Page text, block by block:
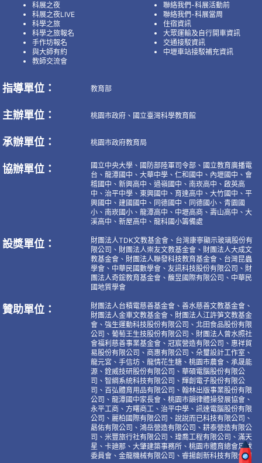
科展之夜
科展之夜LIVE
科學之旅
科學之旅報名
手作坊報名
與大師有約
教師交流會
聯絡我們-科展活動前
聯絡我們-科展當周
住宿資訊
大眾運輸及自行開車資訊
交通接駁資訊
中壢車站接駁補充資訊
指導單位： 教育部
主辦單位： 桃園市政府、國立臺灣科學教育館
承辦單位： 桃園市政府教育局
協辦單位：
國立中央大學、國防部陸軍司令部、國立教育廣播電
台、龍潭國中、大華中學、仁和國中、內壢國中、會
稽國中、新興高中、過嶺國中、南崁高中、啟英高
中、治平中學、東興國中、育達高中、大竹國中、平
興國中、建國國中、同德國中、同德國小、青園國
小、南崁國小、龍潭高中、中壢高商、壽山高中、大
溪高中、新屋高中、龍科國小籌備處
設獎單位：
財團法人TDK文教基金會、台灣康寧顯示玻璃股份有
限公司、財團法人崇友文教基金會、財團法人大成文
教基金會、財團法人聯發科技教育基金會、台灣昆蟲
學會、中華民國數學會、友訊科技股份有限公司、財
團法人奇鋐教育基金會、馥昱國際有限公司、中華民
國地質學會
贊助單位：
財團法人台積電慈善基金會、善水慈善文教基金會、
財團法人金車文教基金會、財團法人江許笋文教基金
會、強生運動科技股份有限公司、北田食品股份有限
公司、葡萄王生技股份有限公司、財團法人曾水照社
會福利慈善事業基金會、冠宸營造有限公司、惠祥貿
易股份有限公司、商惠有限公司、朵璽設計工作室、
龍元宮、手信坊、龍情花生糖、桃園市農會、承晟能
源、銓威技研股份有限公司、華碩電腦股份有限公
司、智綱系統科技有限公司、輝創電子股份有限公
司、百弘體育用品有限公司、翰林出版事業股份有限
公司、龍潭國中家長會、桃園市韻律體操發展協會、
永平工商、方曙商工、治平中學、訊達電腦股份有限
公司、麗柏國際有限公司、說說而已科技有限公司、
勗佑有限公司、鴻岳營造有限公司、耕泰營造有限公
司、米豐旅行社有限公司、瑋喬工程有限公司、滿天
星、卡廸那、大肇建築事務所、桃園市體育總會足球
委員會、金龍機械有限公司、睿揚創新科技有限公司